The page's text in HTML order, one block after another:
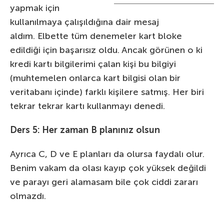
yapmak için
kullanılmaya çalışıldığına dair mesaj
aldım. Elbette tüm denemeler kart bloke
edildiği için başarısız oldu. Ancak görünen o ki
kredi kartı bilgilerimi çalan kişi bu bilgiyi
(muhtemelen onlarca kart bilgisi olan bir
veritabanı içinde) farklı kişilere satmış. Her biri
tekrar tekrar kartı kullanmayı denedi.
Ders 5: Her zaman B planınız olsun
Ayrıca C, D ve E planları da olursa faydalı olur.
Benim vakam da olası kayıp çok yüksek değildi
ve parayı geri alamasam bile çok ciddi zararı
olmazdı.